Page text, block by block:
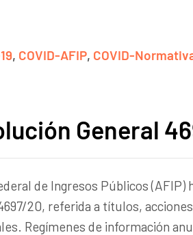
, COVID-AFIP, COVID-
General
de Ingresos Públicos (AFIP)
20, referida a títulos,
Regímenes de información